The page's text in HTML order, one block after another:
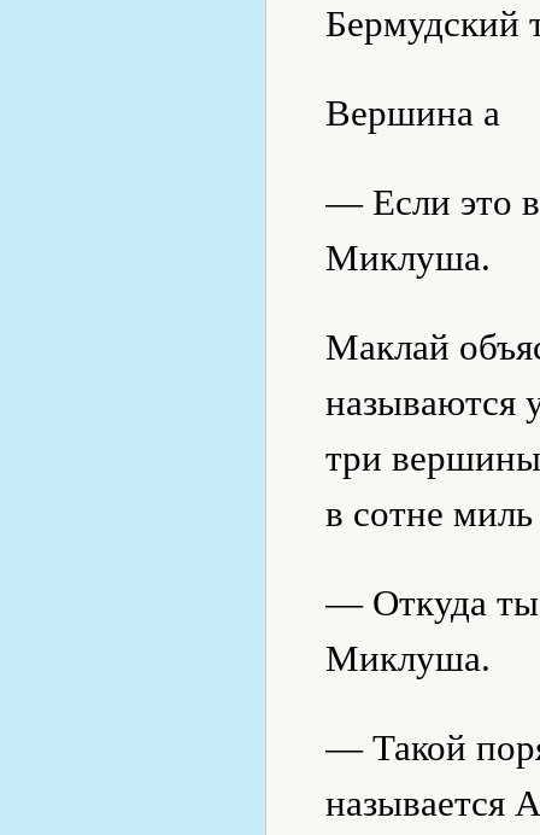
Бермудский
Вершина а
— Если это
Миклуша.
Маклай
называются
три
в сотне
— Откуда ты
Миклуша.
— Такой
называется